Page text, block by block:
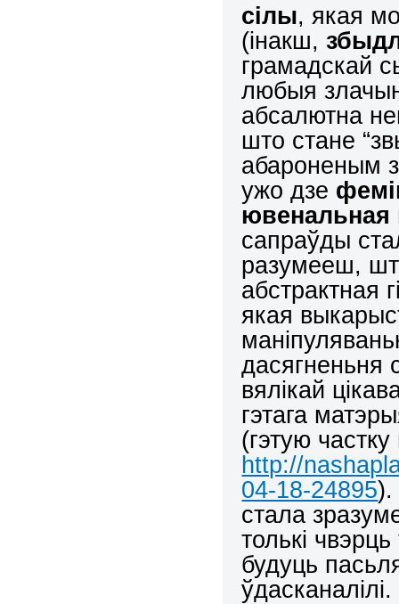
сілы, якая
(інакш,
грамадскай
любыя
абсалютна
што стане
абароненым
ужо дзе
сапраўды
разумееш,
абстрактная
якая
дасягненьня
вялікай
гэтага
(гэтую
http://
04-18-24895).
стала
толькі
будуць
ўдасканалілі.